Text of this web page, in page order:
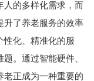
人的多样化需求，而
升了养老服务的效率
性化、精准化的服
。通过智能硬件、
老正成为一种重要的